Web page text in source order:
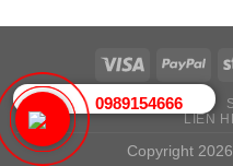
TRANG CHỦ GIỚI THIỆU
LIÊN
Copyright
0989154666